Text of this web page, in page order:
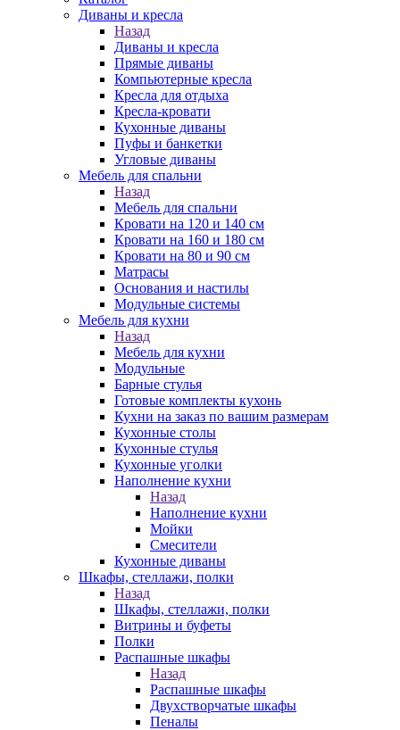
Диваны и кресла
Назад
Диваны и кресла
Прямые диваны
Компьютерные кресла
Кресла для отдыха
Кресла-кровати
Кухонные диваны
Пуфы и банкетки
Угловые диваны
Мебель для спальни
Назад
Мебель для спальни
Кровати на 120 и 140 см
Кровати на 160 и 180 см
Кровати на 80 и 90 см
Матрасы
Основания и настилы
Модульные системы
Мебель для кухни
Назад
Мебель для кухни
Модульные
Барные стулья
Готовые комплекты кухонь
Кухни на заказ по вашим размерам
Кухонные столы
Кухонные стулья
Кухонные уголки
Наполнение кухни
Назад
Наполнение кухни
Мойки
Смесители
Кухонные диваны
Шкафы, стеллажи, полки
Назад
Шкафы, стеллажи, полки
Витрины и буфеты
Полки
Распашные шкафы
Назад
Распашные шкафы
Двухстворчатые шкафы
Пеналы